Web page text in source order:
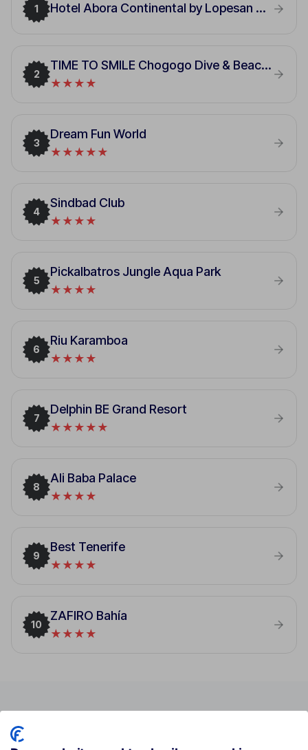
1 Hotel Abora Continental by Lopesan Hotels
2
TIME TO SMILE Chogogo Dive & Beach
★★★★
3
Dream Fun World
★★★★★
4
Sindbad Club
★★★★
5
Pickalbatros Jungle Aqua Park
★★★★
6
Riu Karamboa
★★★★
7
Delphin BE Grand Resort
★★★★★
8
Ali Baba Palace
★★★★
9
Best Tenerife
★★★★
10
ZAFIRO Bahía
★★★★